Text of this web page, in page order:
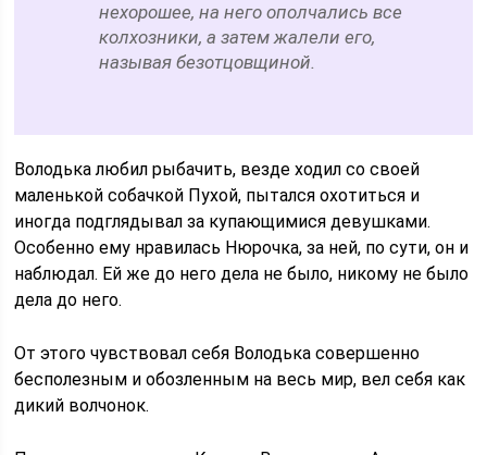
нехорошее, на него ополчались все
колхозники, а затем жалели его,
называя безотцовщиной.
Володька любил рыбачить, везде ходил со своей
маленькой собачкой Пухой, пытался охотиться и
иногда подглядывал за купающимися девушками.
Особенно ему нравилась Нюрочка, за ней, по сути, он и
наблюдал. Ей же до него дела не было, никому не было
дела до него.
От этого чувствовал себя Володька совершенно
бесполезным и обозленным на весь мир, вел себя как
дикий волчонок.